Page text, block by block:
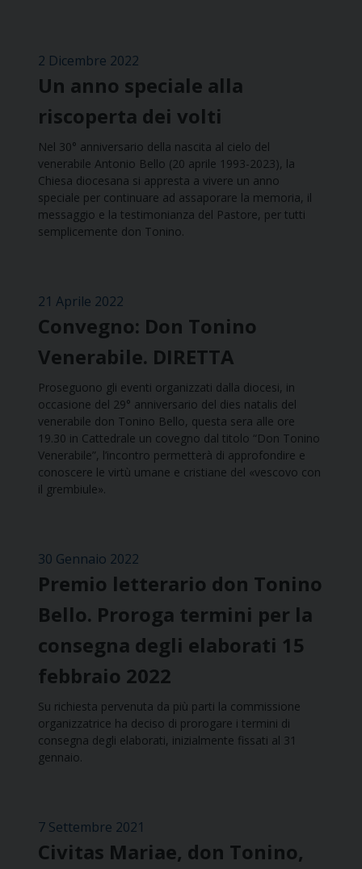
2 Dicembre 2022
Un anno speciale alla
riscoperta dei volti
Nel 30° anniversario della nascita al cielo del
venerabile Antonio Bello (20 aprile 1993-2023), la
Chiesa diocesana si appresta a vivere un anno
speciale per continuare ad assaporare la memoria, il
messaggio e la testimonianza del Pastore, per tutti
semplicemente don Tonino.
21 Aprile 2022
Convegno: Don Tonino
Venerabile. DIRETTA
Proseguono gli eventi organizzati dalla diocesi, in
occasione del 29° anniversario del dies natalis del
venerabile don Tonino Bello, questa sera alle ore
19.30 in Cattedrale un covegno dal titolo “Don Tonino
Venerabile”, l’incontro permetterà di approfondire e
conoscere le virtù umane e cristiane del «vescovo con
il grembiule».
30 Gennaio 2022
Premio letterario don Tonino
Bello. Proroga termini per la
consegna degli elaborati 15
febbraio 2022
Su richiesta pervenuta da più parti la commissione
organizzatrice ha deciso di prorogare i termini di
consegna degli elaborati, inizialmente fissati al 31
gennaio.
7 Settembre 2021
Civitas Mariae, don Tonino,